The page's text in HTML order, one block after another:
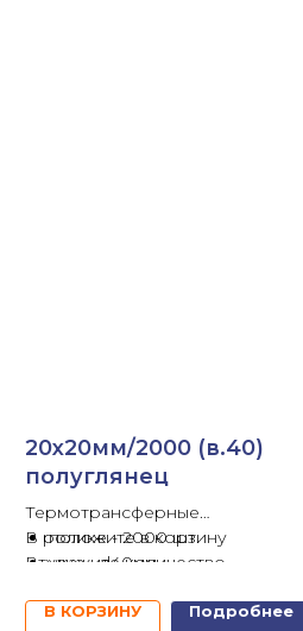
20х20мм/2000 (в.40)
полуглянец
Термотрансферные
В ролике - 2000 шт.
Втулка - d40мм
положите в корзину
укажите количество
В КОРЗИНУ Подробнее